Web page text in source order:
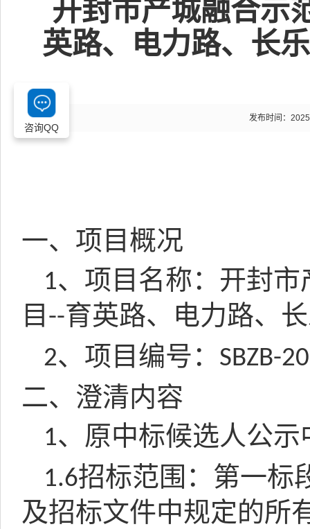
开封市产城融合示
英路、电力路、长
发布时间：
一、项目概况
1、项目名称：开封
目 --育英路、电力路、
2、项目编号： SBZB-
二、澄清内容
1、原中标候选人公
1.6招标范围：第一标
及招标文件中规定的所
咨询QQ